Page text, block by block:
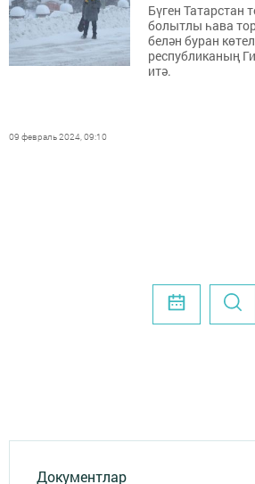
Бүген Татарстан
болытлы һава
белән буран
республиканың
итә.
09 февраль 2024, 09:10
Документлар